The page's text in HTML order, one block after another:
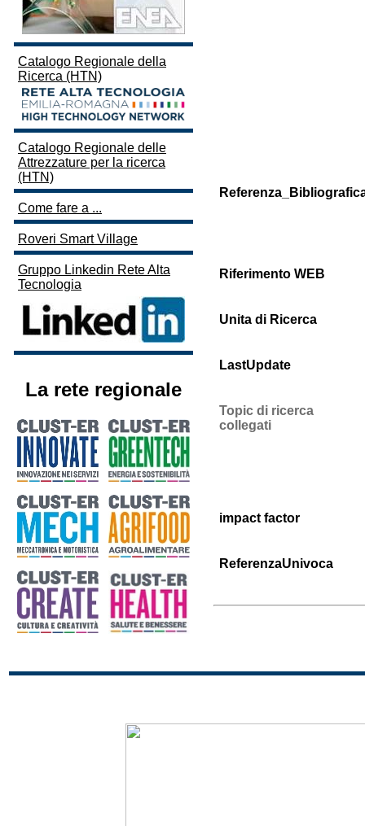
Catalogo Regionale della
Ricerca (HTN)
Catalogo Regionale delle
Attrezzature per la ricerca
(HTN)
Come fare a ...
Roveri Smart Village
Gruppo Linkedin Rete Alta
Tecnologia
La rete regionale
Riferimento WEB
Unita di Ricerca
LastUpdate
Topic di ricerca
collegati
impact factor
ReferenzaUnivoca